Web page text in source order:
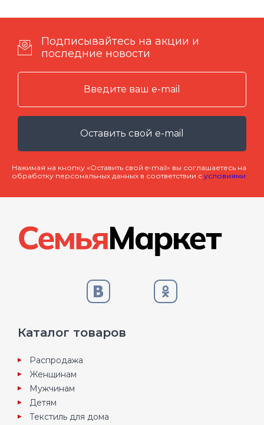
Подписывайтесь на акции и
последние новости
Оставить свой e-mail
Нажимая на кнопку «Оставить свой e-mail» вы соглашаетесь на
обработку персональных данных в соответствии с условиями
Каталог товаров
Распродажа
Женщинам
Мужчинам
Детям
Текстиль для дома